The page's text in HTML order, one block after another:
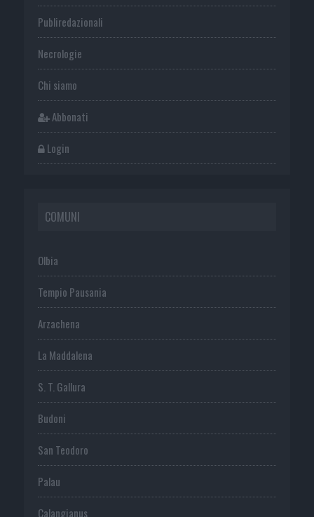
Publiredazionali
Necrologie
Chi siamo
Abbonati
Login
COMUNI
Olbia
Tempio Pausania
Arzachena
La Maddalena
S. T. Gallura
Budoni
San Teodoro
Palau
Calangianus